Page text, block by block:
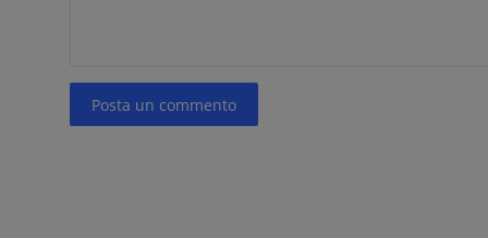
Posta un commento